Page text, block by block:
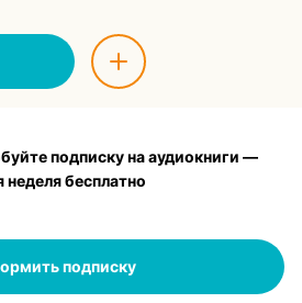
подписку на аудиокниги —
неделя бесплатно
подписку